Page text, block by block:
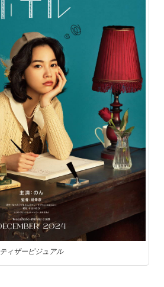
ティザービジュアル